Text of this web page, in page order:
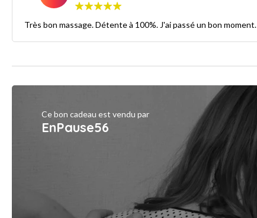
Très bon massage. Détente à 100%. J'ai passé un bon moment.
Ce bon cadeau est vendu par
EnPause56